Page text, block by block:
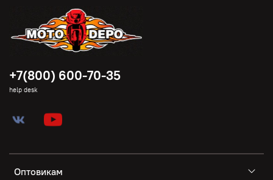
Оптовикам
+7(800) 600-70-35
help desk